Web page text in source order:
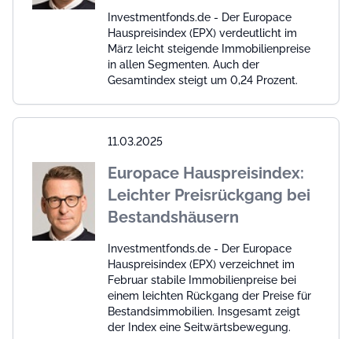
Investmentfonds.de - Der Europace
Hauspreisindex (EPX) verdeutlicht im
März leicht steigende Immobilienpreise
in allen Segmenten. Auch der
Gesamtindex steigt um 0,24 Prozent.
11.03.2025
Europace Hauspreisindex:
Leichter Preisrückgang bei
Bestandshäusern
Investmentfonds.de - Der Europace
Hauspreisindex (EPX) verzeichnet im
Februar stabile Immobilienpreise bei
einem leichten Rückgang der Preise für
Bestandsimmobilien. Insgesamt zeigt
der Index eine Seitwärtsbewegung.